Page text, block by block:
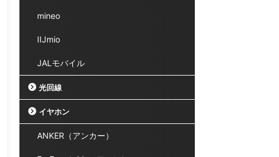
mineo
IIJmio
JALモバイル
光回線
イヤホン
ANKER（アンカー）